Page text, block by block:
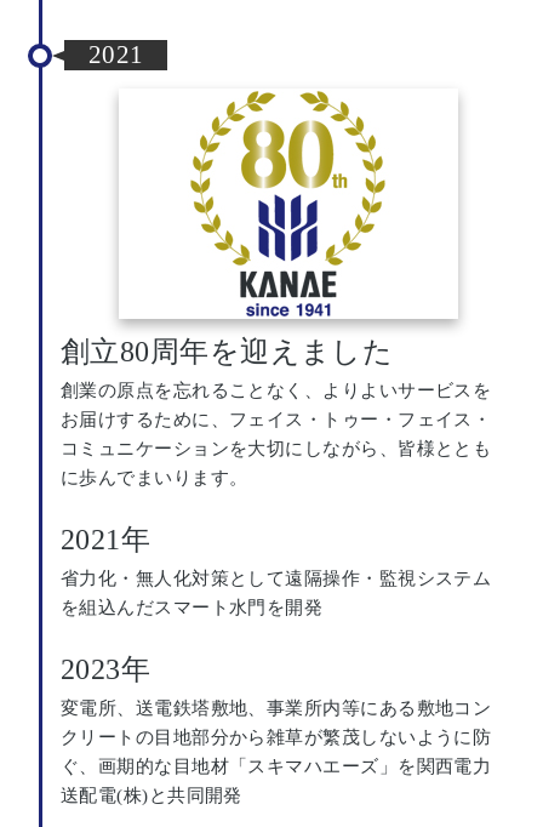
2021
創立80周年を迎えました
創業の原点を忘れることなく、よりよいサービスを
お届けするために、フェイス・トゥー・フェイス・
コミュニケーションを大切にしながら、皆様ととも
に歩んでまいります。
2021年
省力化・無人化対策として遠隔操作・監視システム
を組込んだスマート水門を開発
2023年
変電所、送電鉄塔敷地、事業所内等にある敷地コン
クリートの目地部分から雑草が繁茂しないように防
ぐ、画期的な目地材「スキマハエーズ」を関西電力
送配電(株)と共同開発